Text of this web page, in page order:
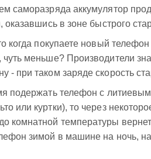
саморазряда аккумулятор
в зоне быстрого
когда покупаете новый
меньше? Производители
- при таком заряде скорость
подержать телефон с
или куртки), то через
комнатной температуры
зимой в машине на ночь,